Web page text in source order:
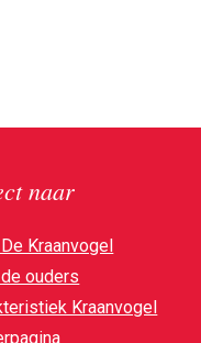
naar
Kraanvogel
ouders
Kraanvogel